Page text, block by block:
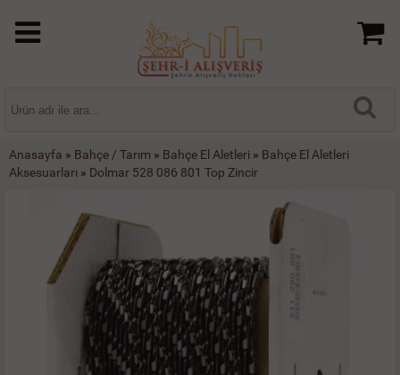
Anasayfa » Bahçe / Tarım » Bahçe El Aletleri » Bahçe El Aletleri
Aksesuarları » Dolmar 528 086 801 Top Zincir